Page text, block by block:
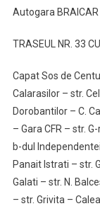
Autogara
TRASEUL NR. 33
Capat Sos de
Calarasilor – str.
Dorobantilor – C.
– Gara CFR – str.
b-dul
Panait Istrati – str.
Galati – str. N.
– str. Grivita –